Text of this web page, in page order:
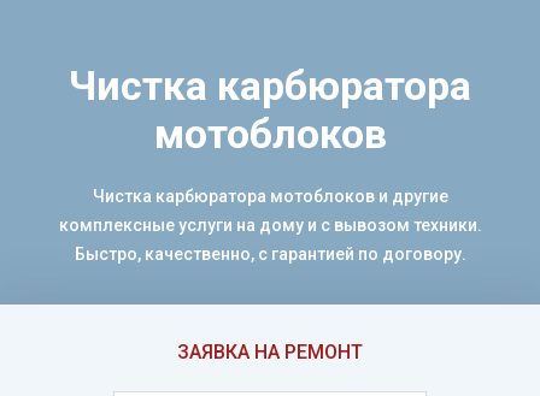
ЗАЯВКА НА РЕМОНТ
Чистка карбюратора
мотоблоков
Чистка карбюратора мотоблоков и другие
комплексные услуги на дому и с вывозом техники.
Быстро, качественно, с гарантией по договору.